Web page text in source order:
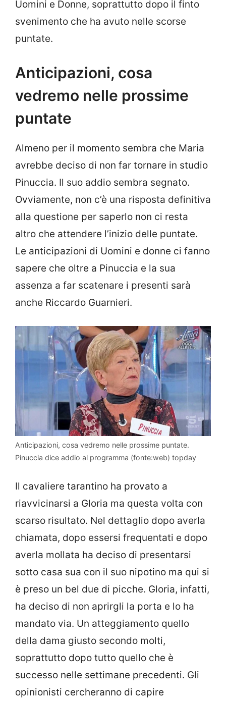
Uomini e Donne, soprattutto dopo il finto
svenimento che ha avuto nelle scorse
puntate.
Anticipazioni, cosa
vedremo nelle prossime
puntate
Almeno per il momento sembra che Maria
avrebbe deciso di non far tornare in studio
Pinuccia. Il suo addio sembra segnato.
Ovviamente, non c’è una risposta definitiva
alla questione per saperlo non ci resta
altro che attendere l’inizio delle puntate.
Le anticipazioni di Uomini e donne ci fanno
sapere che oltre a Pinuccia e la sua
assenza a far scatenare i presenti sarà
anche Riccardo Guarnieri.
Anticipazioni, cosa vedremo nelle prossime puntate.
Pinuccia dice addio al programma (fonte:web) topday
Il cavaliere tarantino ha provato a
riavvicinarsi a Gloria ma questa volta con
scarso risultato. Nel dettaglio dopo averla
chiamata, dopo essersi frequentati e dopo
averla mollata ha deciso di presentarsi
sotto casa sua con il suo nipotino ma qui si
è preso un bel due di picche. Gloria, infatti,
ha deciso di non aprirgli la porta e lo ha
mandato via. Un atteggiamento quello
della dama giusto secondo molti,
soprattutto dopo tutto quello che è
successo nelle settimane precedenti. Gli
opinionisti cercheranno di capire